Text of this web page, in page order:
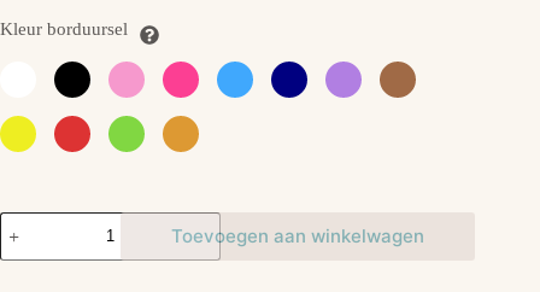
Kleur borduursel
Lakentje
Sterren
aantal
Toevoegen aan winkelwagen